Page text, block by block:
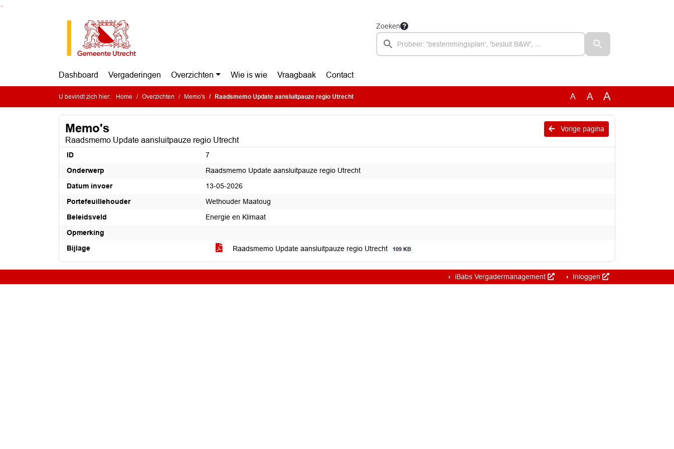
Zoeken
Dashboard Vergaderingen Overzichten Wie is wie Vraagbaak Contact
U bevindt zich hier: Home Overzichten Memo's Raadsmemo Update aansluitpauze regio Utrecht A A A
Vorige pagina
Memo's
Raadsmemo Update aansluitpauze regio Utrecht
ID
7
Onderwerp
Raadsmemo Update aansluitpauze regio Utrecht
Datum invoer
13-05-2026
Portefeuillehouder
Wethouder Maatoug
Beleidsveld
Energie en Klimaat
Opmerking
Bijlage
Raadsmemo Update aansluitpauze regio Utrecht 109 KB
iBabs Vergadermanagement Inloggen